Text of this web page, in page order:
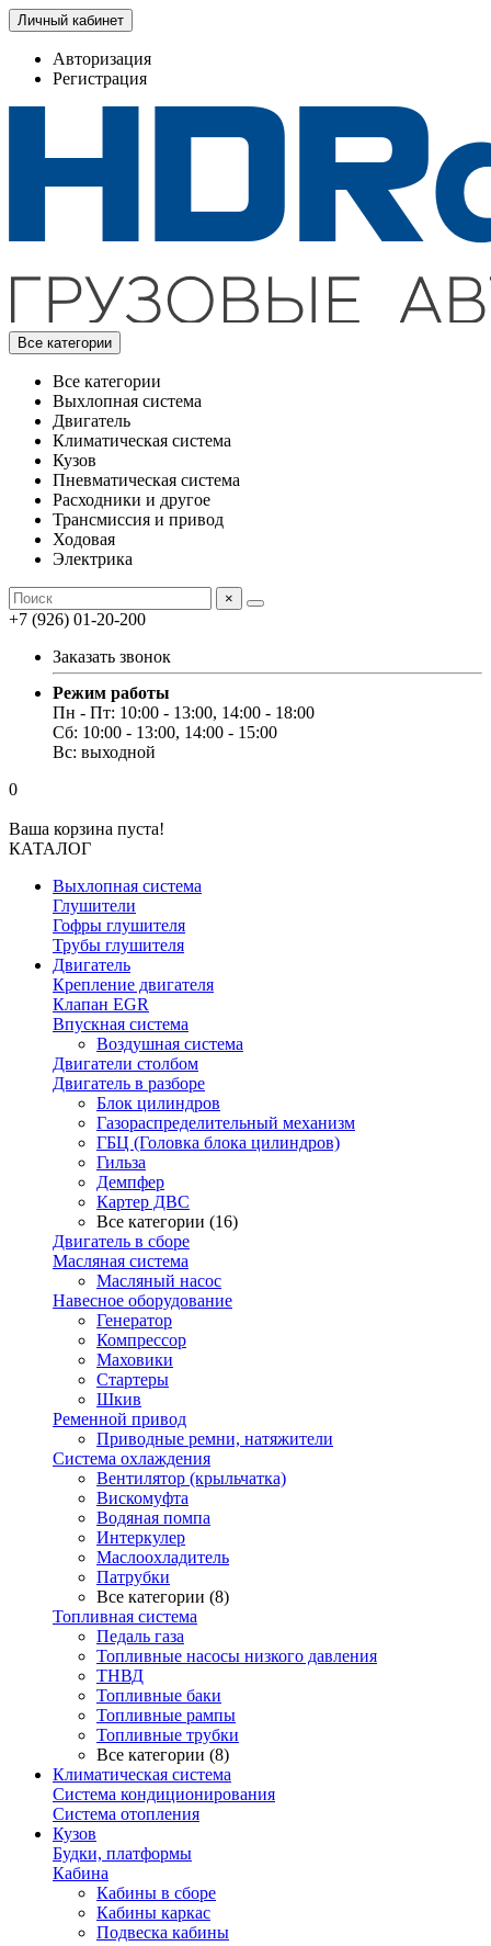
Личный кабинет
Авторизация
Регистрация
Все категории
Все категории
Выхлопная система
Двигатель
Климатическая система
Кузов
Пневматическая система
Расходники и другое
Трансмиссия и привод
Ходовая
Электрика
×
+7 (926) 01-20-200
Заказать звонок
Режим работы
Пн - Пт: 10:00 - 13:00, 14:00 - 18:00
Сб: 10:00 - 13:00, 14:00 - 15:00
Вс: выходной
0
Ваша корзина пуста!
КАТАЛОГ
Выхлопная система
Глушители
Гофры глушителя
Трубы глушителя
Двигатель
Крепление двигателя
Клапан EGR
Впускная система
Воздушная система
Двигатели столбом
Двигатель в разборе
Блок цилиндров
Газораспределительный механизм
ГБЦ (Головка блока цилиндров)
Гильза
Демпфер
Картер ДВС
Все категории (16)
Двигатель в сборе
Масляная система
Масляный насос
Навесное оборудование
Генератор
Компрессор
Маховики
Стартеры
Шкив
Ременной привод
Приводные ремни, натяжители
Система охлаждения
Вентилятор (крыльчатка)
Вискомуфта
Водяная помпа
Интеркулер
Маслоохладитель
Патрубки
Все категории (8)
Топливная система
Педаль газа
Топливные насосы низкого давления
ТНВД
Топливные баки
Топливные рампы
Топливные трубки
Все категории (8)
Климатическая система
Система кондиционирования
Система отопления
Кузов
Будки, платформы
Кабина
Кабины в сборе
Кабины каркас
Подвеска кабины